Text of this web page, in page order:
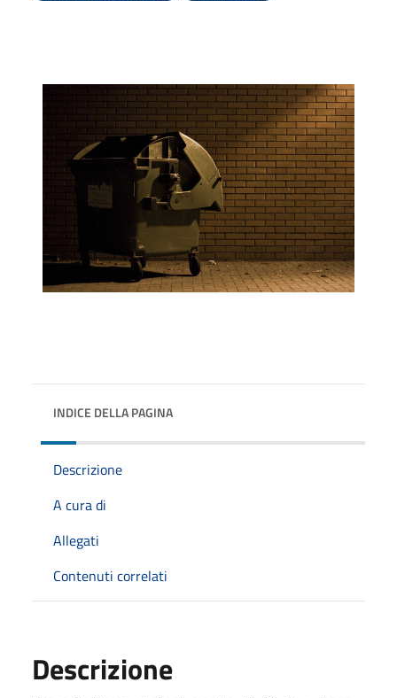
INDICE DELLA PAGINA
Descrizione
A cura di
Allegati
Contenuti correlati
Descrizione